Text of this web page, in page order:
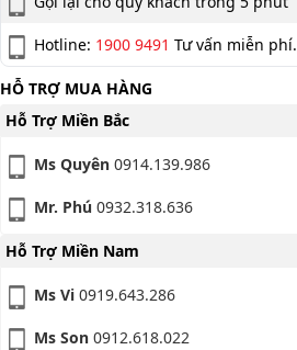
Hotline: 1900 9491 Tư vấn miễn phí.
HỖ TRỢ MUA HÀNG
Hỗ Trợ Miền Bắc
Ms Quyên 0914.139.986
Mr. Phú 0932.318.636
Hỗ Trợ Miền Nam
Ms Vi 0919.643.286
Ms Son 0912.618.022